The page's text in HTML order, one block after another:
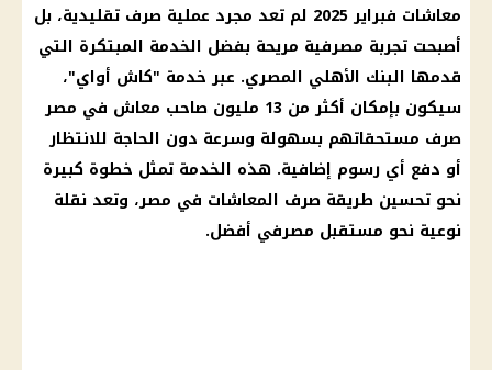
معاشات فبراير 2025
لم تعد مجرد عملية صرف تقليدية، بل
أصبحت تجربة مصرفية مريحة بفضل الخدمة المبتكرة التي
قدمها البنك الأهلي المصري. عبر خدمة "كاش أواي"،
سيكون بإمكان أكثر من 13 مليون صاحب
معاش في مصر
صرف مستحقاتهم بسهولة وسرعة دون الحاجة للانتظار
أو دفع أي رسوم إضافية. هذه الخدمة تمثل خطوة كبيرة
نحو تحسين طريقة صرف المعاشات في مصر، وتعد نقلة
نوعية نحو مستقبل مصرفي أفضل.